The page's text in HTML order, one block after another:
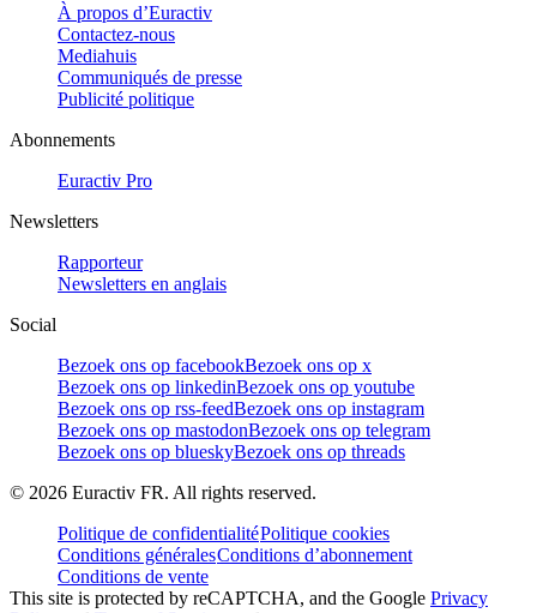
À propos d’Euractiv
Contactez-nous
Mediahuis
Communiqués de presse
Publicité politique
Abonnements
Euractiv Pro
Newsletters
Rapporteur
Newsletters en anglais
Social
Bezoek ons op facebookBezoek ons op x
Bezoek ons op linkedinBezoek ons op youtube
Bezoek ons op rss-feedBezoek ons op instagram
Bezoek ons op mastodonBezoek ons op telegram
Bezoek ons op blueskyBezoek ons op threads
© 2026 Euractiv FR. All rights reserved.
Politique de confidentialitéPolitique cookies
Conditions généralesConditions d’abonnement
Conditions de vente
This site is protected by reCAPTCHA, and the Google Privacy